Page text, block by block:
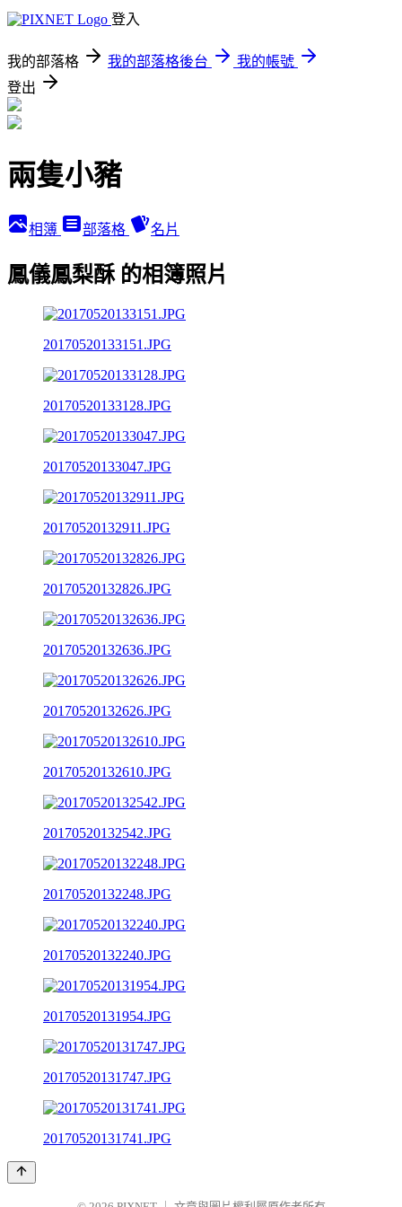
登入
我的部落格 我的部落格後台
我的帳號
登出
兩隻小豬
相簿 部落格 名片
鳳儀鳳梨酥 的相簿照片
20170520133151.JPG
20170520133128.JPG
20170520133047.JPG
20170520132911.JPG
20170520132826.JPG
20170520132636.JPG
20170520132626.JPG
20170520132610.JPG
20170520132542.JPG
20170520132248.JPG
20170520132240.JPG
20170520131954.JPG
20170520131747.JPG
20170520131741.JPG